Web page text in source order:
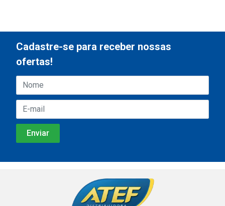
Cadastre-se para receber nossas
ofertas!